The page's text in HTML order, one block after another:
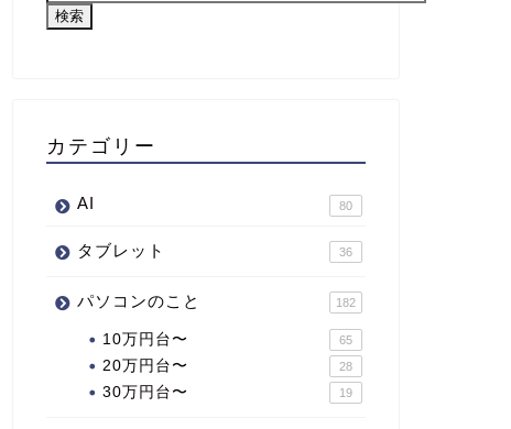
カテゴリー
AI 80
タブレット 36
パソコンのこと 182
10万円台〜 65
20万円台〜 28
30万円台〜 19